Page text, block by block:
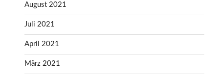
August 2021
Juli 2021
April 2021
März 2021